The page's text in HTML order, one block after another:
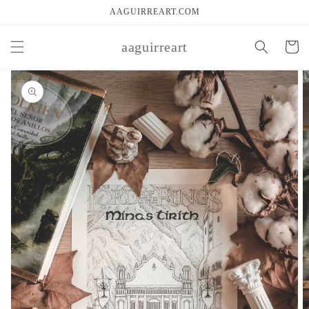
AAGUIRREART.COM
aaguirreart Carrito
directamente
a la
información
del producto